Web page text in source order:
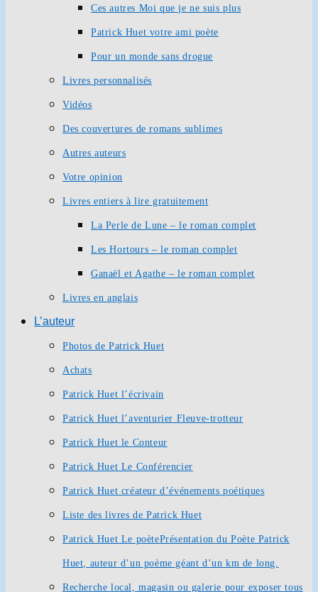
Ces autres Moi que je ne suis plus
Patrick Huet votre ami poète
Pour un monde sans drogue
Livres personnalisés
Vidéos
Des couvertures de romans sublimes
Autres auteurs
Votre opinion
Livres entiers à lire gratuitement
La Perle de Lune – le roman complet
Les Hortours – le roman complet
Ganaël et Agathe – le roman complet
Livres en anglais
L’auteur
Photos de Patrick Huet
Achats
Patrick Huet l’écrivain
Patrick Huet l’aventurier Fleuve-trotteur
Patrick Huet le Conteur
Patrick Huet Le Conférencier
Patrick Huet créateur d’événements poétiques
Liste des livres de Patrick Huet
Patrick Huet Le poètePrésentation du Poète Patrick
Huet, auteur d’un poème géant d’un km de long.
Recherche local, magasin ou galerie pour exposer tous